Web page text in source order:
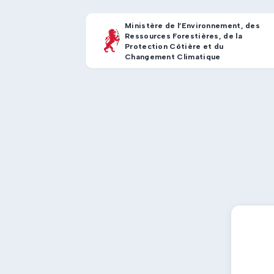
Ministère de l’Environnement, des
Ressources Forestières, de la
Protection Côtière et du
Changement Climatique